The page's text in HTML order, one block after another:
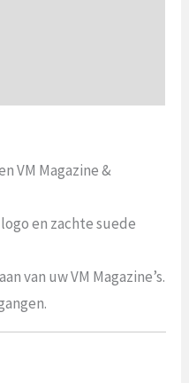
VM Magazine &
en zachte suede
van uw VM Magazine’s.